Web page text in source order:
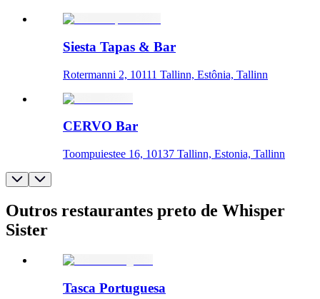
Siesta Tapas & Bar
Rotermanni 2, 10111 Tallinn, Estônia, Tallinn
CERVO Bar
Toompuiestee 16, 10137 Tallinn, Estonia, Tallinn
Outros restaurantes preto de Whisper
Sister
Tasca Portuguesa